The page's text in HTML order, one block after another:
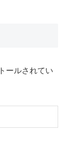
ールされてい